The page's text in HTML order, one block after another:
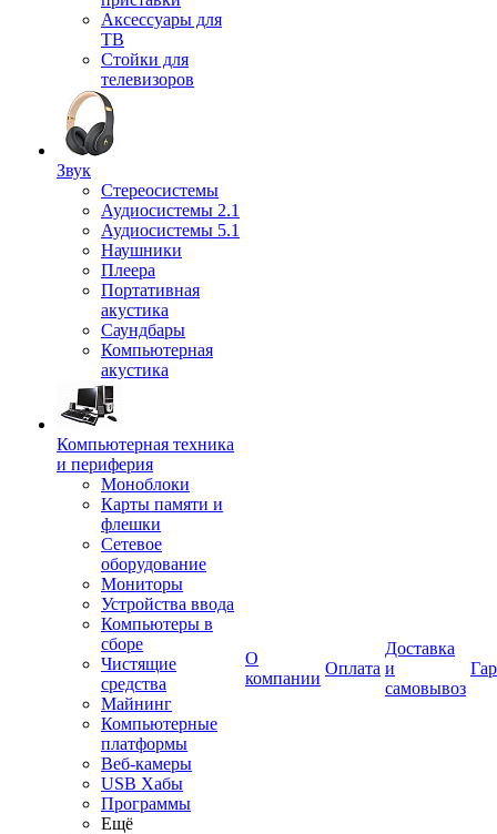
Аксессуары для
ТВ
Стойки для
телевизоров
Звук
Стереосистемы
Аудиосистемы 2.1
Аудиосистемы 5.1
Наушники
Плеера
Портативная
акустика
Саундбары
Компьютерная
акустика
Компьютерная техника
и периферия
Моноблоки
Карты памяти и
флешки
Сетевое
оборудование
Мониторы
Устройства ввода
Компьютеры в
сборе
Чистящие
средства
Майнинг
Компьютерные
платформы
Веб-камеры
USB Хабы
Программы
Ещё
О
компании
Оплата
Доставка
и
самовывоз